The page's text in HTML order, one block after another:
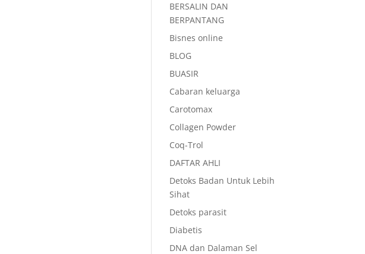
BERSALIN DAN
BERPANTANG
Bisnes online
BLOG
BUASIR
Cabaran keluarga
Carotomax
Collagen Powder
Coq-Trol
DAFTAR AHLI
Detoks Badan Untuk Lebih
Sihat
Detoks parasit
Diabetis
DNA dan Dalaman Sel